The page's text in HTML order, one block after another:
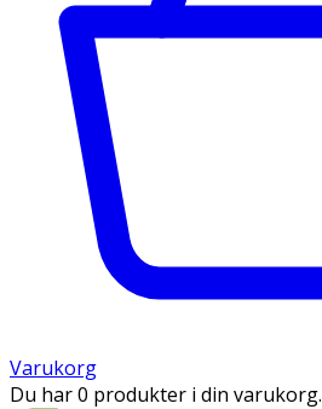
Varukorg
Du har 0 produkter i din varukorg.